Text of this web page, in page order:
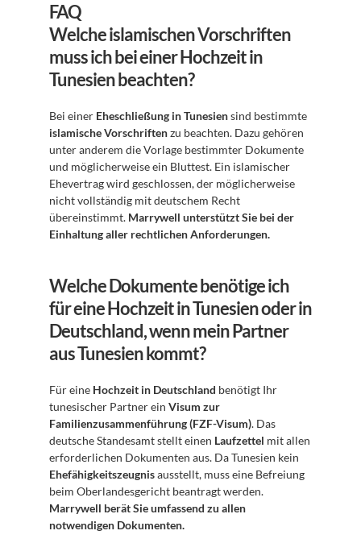
FAQ
Welche islamischen Vorschriften
muss ich bei einer Hochzeit in
Tunesien beachten?
Bei einer Eheschließung in Tunesien
islamische Vorschriften zu beachten. Dazu gehören
unter anderem die Vorlage bestimmter Dokumente
und möglicherweise ein Bluttest. Ein islamischer
Ehevertrag wird geschlossen, der möglicherweise
nicht vollständig mit deutschem Recht
übereinstimmt. Marrywell unterstützt Sie bei der
Einhaltung aller rechtlichen Anforderungen.
Welche Dokumente benötige ich
für eine Hochzeit in Tunesien oder in
Deutschland, wenn mein Partner
aus Tunesien kommt?
Für eine Hochzeit in Deutschland benötigt Ihr
tunesischer Partner ein Visum zur
Familienzusammenführung (FZF-Visum). Das
deutsche Standesamt stellt einen Laufzettel mit allen
Ehefähigkeitszeugnis ausstellt, muss eine Befreiung
Marrywell berät Sie umfassend zu allen
notwendigen Dokumenten.